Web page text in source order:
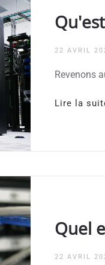
22 AVRIL
Revenons
Lire la
Quel
22 AVRIL